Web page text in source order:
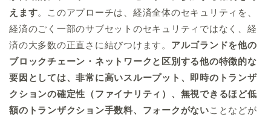
えます。このアプローチは、経済全体のセキュリティを、
経済のごく一部のサブセットのセキュリティではなく、経
済の大多数の正直さに結びつけます。 アルゴランドを他の
ブロックチェーン・ネットワークと区別する他の特徴的な
要因としては、非常に高いスループット、即時のトランザ
クションの確定性（ファイナリティ）、無視できるほど低
額のトランザクション手数料、フォークがないことなどが